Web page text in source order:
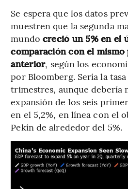
Se espera que los datos
muestren que la segunda
mundo creció un 5% en el
comparación con el
anterior, según los
por Bloomberg. Sería la
trimestres, aunque debería
expansión de los seis
en el 5,2%, en línea con el
Pekín de alrededor del 5%.